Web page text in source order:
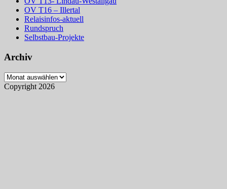
OV T16 – Illertal
Relaisinfos-aktuell
Rundspruch
Selbstbau-Projekte
Archiv
Archiv
Copyright 2026